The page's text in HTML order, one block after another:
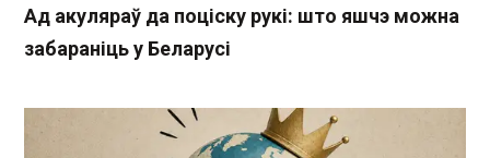
Ад акуляраў да поціску рукі: што яшчэ можна
забараніць у Беларусі